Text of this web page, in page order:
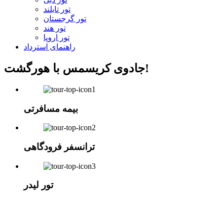
تور تایلند
تور گرجستان
تور هند
تور اروپا
راهنمای استرداد
جادوی کریسمس با هورگشت!
بیمه مسافرتی
ترانسفر فرودگاهی
تور لیدر